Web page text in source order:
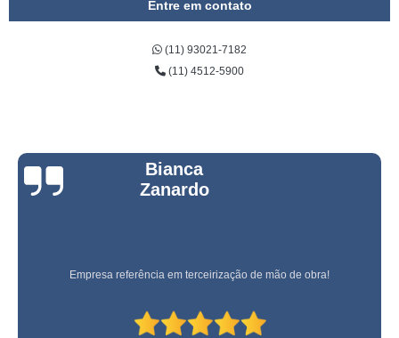
Entre em contato
(11) 93021-7182
(11) 4512-5900
Bianca
Zanardo
Empresa referência em terceirização de mão de obra!